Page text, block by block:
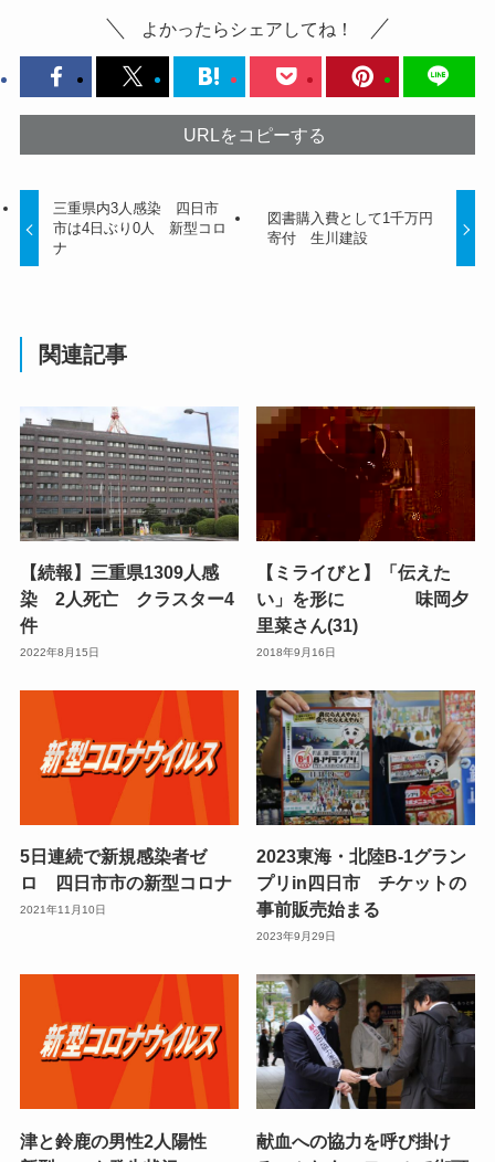
よかったらシェアしてね！
URLをコピーする
三重県内3人感染 四日市
市は4日ぶり0人 新型コロ
ナ
図書購入費として1千万円
寄付 生川建設
関連記事
【続報】三重県1309人感
染 2人死亡 クラスター4
件
2022年8月15日
【ミライびと】「伝えた
い」を形に 味岡夕
里菜さん(31)
2018年9月16日
5日連続で新規感染者ゼ
ロ 四日市市の新型コロナ
2021年11月10日
2023東海・北陸B-1グラン
プリin四日市 チケットの
事前販売始まる
2023年9月29日
津と鈴鹿の男性2人陽性
献血への協力を呼び掛け